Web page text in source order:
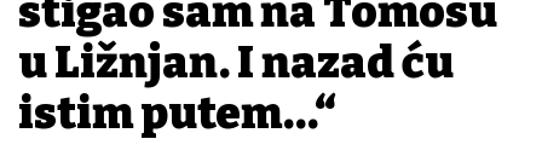
stigao sam na Tomosu
u Ližnjan. I nazad ću
istim putem…“